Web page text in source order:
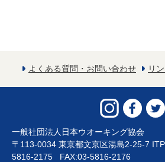
よくある質問・お問い合わせ リ
一般社団法人日本ウオーキング協会
〒113-0034 東京都文京区湯島2-25-7
5816-2175 FAX:03-5816-2176